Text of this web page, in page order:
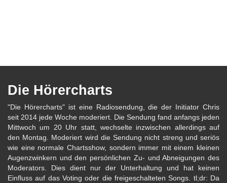
Die Hörercharts
"Die Hörercharts" ist eine Radiosendung, die der Initiator Chris
seit 2014 jede Woche moderiert. Die Sendung fand anfangs jeden
Mittwoch um 20 Uhr statt, wechselte inzwischen allerdings auf
den Montag. Moderiert wird die Sendung nicht streng und seriös
wie eine normale Chartsshow, sondern immer mit einem kleinen
Augenzwinkern und den persönlichen Zu- und Abneigungen des
Moderators. Dies dient nur der Unterhaltung und hat keinen
Einfluss auf das Voting oder die freigeschalteten Songs. tl;dr: Da